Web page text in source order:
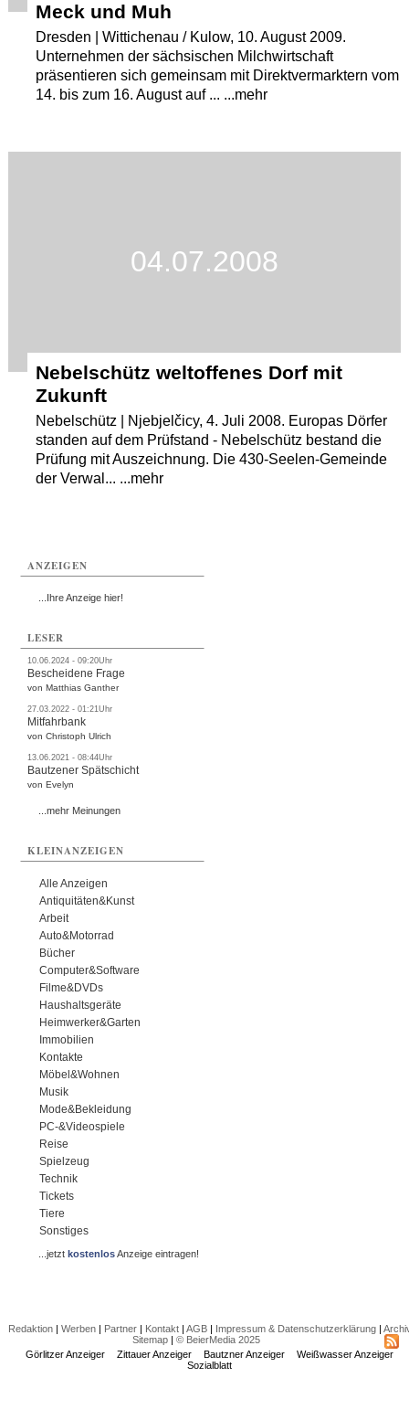
Meck und Muh
Dresden | Wittichenau / Kulow, 10. August 2009.
Unternehmen der sächsischen Milchwirtschaft
präsentieren sich gemeinsam mit Direktvermarktern vom
14. bis zum 16. August auf ... ...mehr
04.07.2008
Nebelschütz weltoffenes Dorf mit
Zukunft
Nebelschütz | Njebjelčicy, 4. Juli 2008. Europas Dörfer
standen auf dem Prüfstand - Nebelschütz bestand die
Prüfung mit Auszeichnung. Die 430-Seelen-Gemeinde
der Verwal... ...mehr
ANZEIGEN
...Ihre Anzeige hier!
LESER
10.06.2024 - 09:20Uhr
Bescheidene Frage
von Matthias Ganther
27.03.2022 - 01:21Uhr
Mitfahrbank
von Christoph Ulrich
13.06.2021 - 08:44Uhr
Bautzener Spätschicht
von Evelyn
...mehr Meinungen
KLEINANZEIGEN
Alle Anzeigen
Antiquitäten&Kunst
Arbeit
Auto&Motorrad
Bücher
Computer&Software
Filme&DVDs
Haushaltsgeräte
Heimwerker&Garten
Immobilien
Kontakte
Möbel&Wohnen
Musik
Mode&Bekleidung
PC-&Videospiele
Reise
Spielzeug
Technik
Tickets
Tiere
Sonstiges
...jetztkostenlosAnzeige eintragen!
Redaktion| Werben| Partner| Kontakt| AGB| Impressum & Datenschutzerklärung|
Sitemap| © BeierMedia 2025
Görlitzer Anzeiger
Zittauer Anzeiger Bautzner Anzeiger
Weißwasser Anzeiger
Sozialblatt